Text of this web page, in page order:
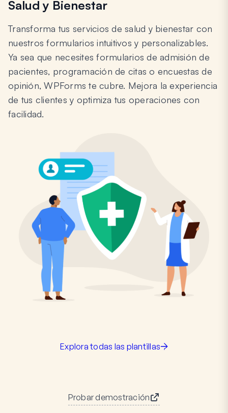
Salud y Bienestar
Transforma tus servicios de salud y bienestar con
nuestros formularios intuitivos y personalizables.
Ya sea que necesites formularios de admisión de
pacientes, programación de citas o encuestas de
opinión, WPForms te cubre. Mejora la experiencia
de tus clientes y optimiza tus operaciones con
facilidad.
Explora todas las plantillas
Probar demostración